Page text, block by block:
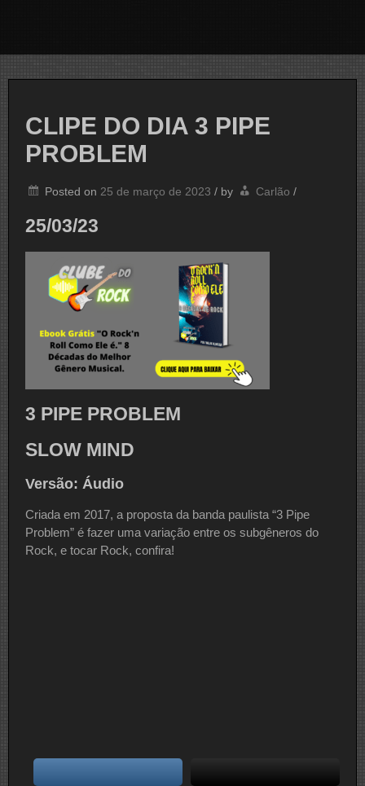
CLIPE DO DIA 3 PIPE
PROBLEM
Posted on 25 de março de 2023 / by Carlão /
25/03/23
3 PIPE PROBLEM
SLOW MIND
Versão: Áudio
Criada em 2017, a proposta da banda paulista “3 Pipe
Problem” é fazer uma variação entre os subgêneros do
Rock, e tocar Rock, confira!